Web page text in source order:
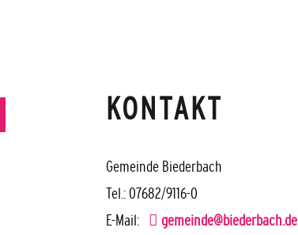
KONTAKT
Gemeinde Biederbach
Tel.: 07682/9116-0
E-Mail:
gemeinde@biederbach.de